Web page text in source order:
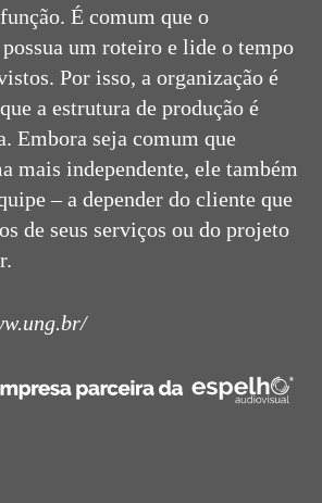
É comum que o
um roteiro e lide o tempo
Por isso, a organização é
a estrutura de produção é
Embora seja comum que
mais independente, ele também
– a depender do cliente que
de seus serviços ou do projeto